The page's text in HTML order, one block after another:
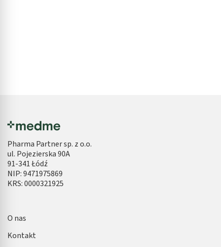
Pharma Partner sp. z o.o.
ul. Pojezierska 90A
91-341 Łódź
NIP: 9471975869
KRS: 0000321925
O nas
Kontakt